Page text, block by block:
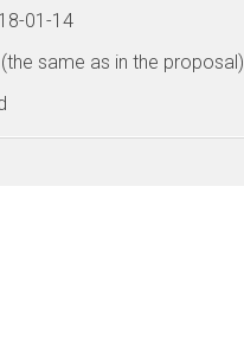
01-14
same as in the proposal)